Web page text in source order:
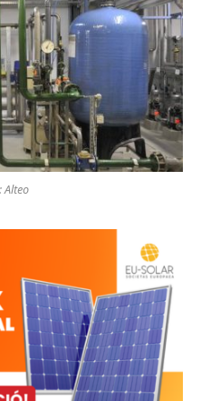
Alteo